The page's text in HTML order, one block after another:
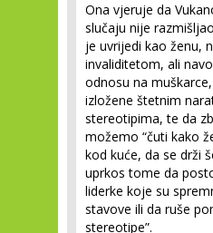
Ona vjeruje da
slučaju nije
je uvrijedi kao ženu,
invaliditetom, ali
odnosu na
izložene štetnim
stereotipima, te da
možemo “čuti kako
kod kuće, da se drži
uprkos tome da
liderke koje su
stavove ili da ruše
stereotipe”.